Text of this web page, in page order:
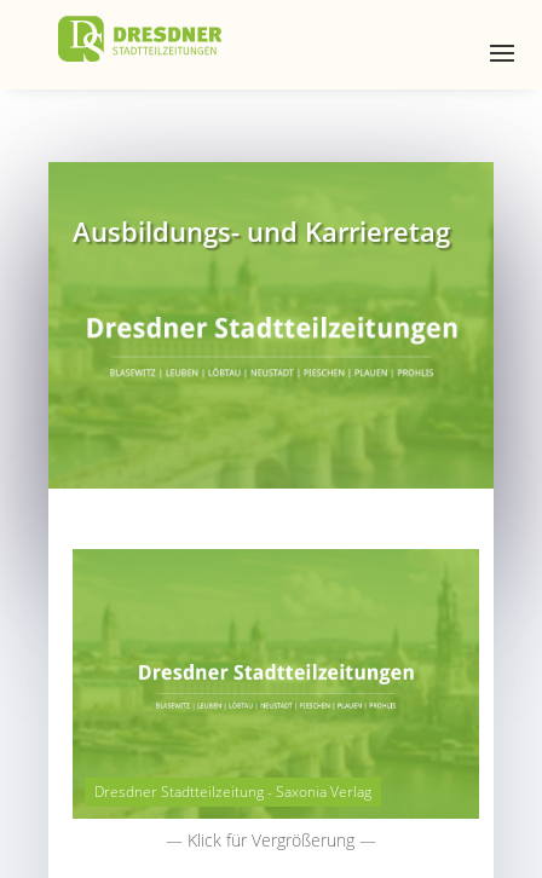
Ausbildungs- und Karrieretag
Dresdner Stadtteilzeitung - Saxonia Verlag
— Klick für Vergrößerung —